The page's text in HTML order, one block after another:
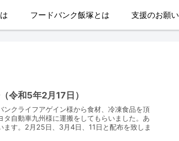
フードバンク飯塚とは 支援のお願い
令和5年2月17日）
ンクライフアゲイン様から食材、冷凍食品を頂
タ自動車九州様に運搬をしてもらいました。あ
ます。2月25日、3月4日、11日と配布を致しま